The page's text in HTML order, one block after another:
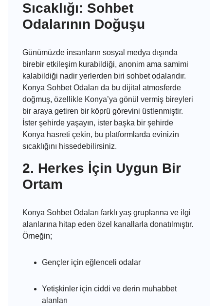
Sıcaklığı: Sohbet
Odalarının Doğuşu
Günümüzde insanların sosyal medya dışında
birebir etkileşim kurabildiği, anonim ama samimi
kalabildiği nadir yerlerden biri sohbet odalarıdır.
Konya Sohbet Odaları da bu dijital atmosferde
doğmuş, özellikle Konya’ya gönül vermiş bireyleri
bir araya getiren bir köprü görevini üstlenmiştir.
İster şehirde yaşayın, ister başka bir şehirde
Konya hasreti çekin, bu platformlarda evinizin
sıcaklığını hissedebilirsiniz.
2. Herkes İçin Uygun Bir
Ortam
Konya Sohbet Odaları farklı yaş gruplarına ve ilgi
alanlarına hitap eden özel kanallarla donatılmıştır.
Örneğin;
Gençler için eğlenceli odalar
Yetişkinler için ciddi ve derin muhabbet
alanları